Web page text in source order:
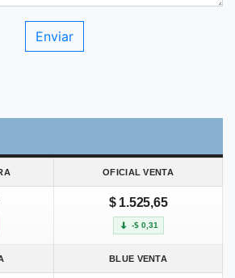
OFICIAL VENTA
$ 1.525,65
-$ 0,31
BLUE VENTA